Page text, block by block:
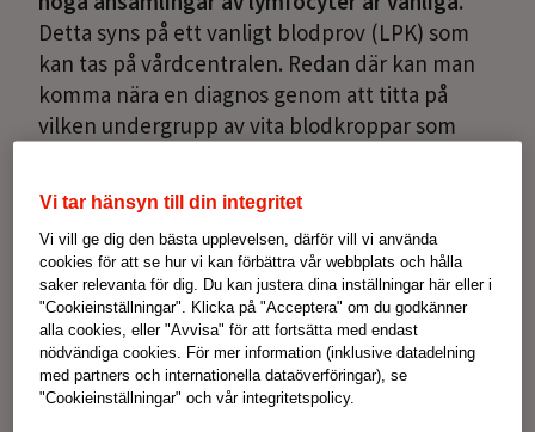
Detta syns på ett vanligt blodprov (LPK) som
kan tas på vårdcentralen. Redan där kan man
komma nära en diagnos genom att titta på
vilken undergrupp av vita blodkroppar som
Undersökningar
Om patientens blodprov är avvikande på detta
sätt skrivs en remiss till en hematolog
(specialist på blodsjukdomar) för vidare
utredning. Med en speciell metod som kallas
flödescytometri kan man säkerställa om det
rör sig om just KLL eller någon annan typ av
leukemi. I vissa fall, antingen initialt eller
Vi tar hänsyn till din integritet
Vi vill ge dig den bästa upplevelsen, därför vill vi använda
cookies för att se hur vi kan förbättra vår webbplats och hålla
saker relevanta för dig. Du kan justera dina inställningar här eller i
"Cookieinställningar". Klicka på "Acceptera" om du godkänner
alla cookies, eller "Avvisa" för att fortsätta med endast
nödvändiga cookies. För mer information (inklusive datadelning
med partners och internationella dataöverföringar), se
"Cookieinställningar" och vår integritetspolicy.